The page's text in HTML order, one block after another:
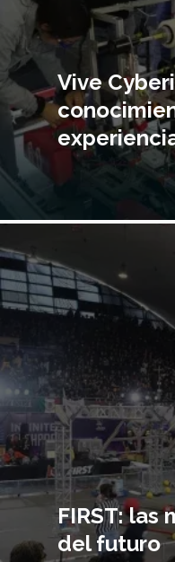
Vive
principal
FIRST: las
del futuro